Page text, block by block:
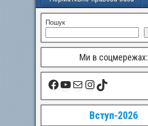
Пошук
Ми в соцмережах:
Вступ-2026